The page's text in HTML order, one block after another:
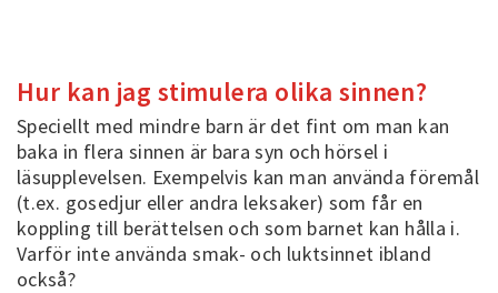
Hur kan jag stimulera olika sinnen?
Speciellt med mindre barn är det fint om man kan
baka in flera sinnen är bara syn och hörsel i
läsupplevelsen. Exempelvis kan man använda föremål
(t.ex. gosedjur eller andra leksaker) som får en
koppling till berättelsen och som barnet kan hålla i.
Varför inte använda smak- och luktsinnet ibland
också?